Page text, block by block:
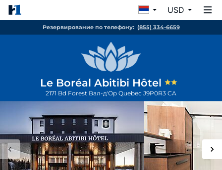
USD
Резервирование по телефону: (855) 334-6659
Le Boréal Abitibi Hôtel
2171 Bd Forest Вал-д'Ор Quebec J9P0R3 CA